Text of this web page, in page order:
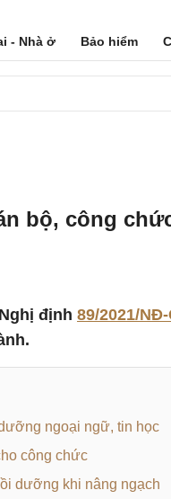
- Nhà ở Bảo hiểm
bộ, công
định 89/2021/
ngoại ngữ, tin học
công chức
dưỡng khi nâng ngạch